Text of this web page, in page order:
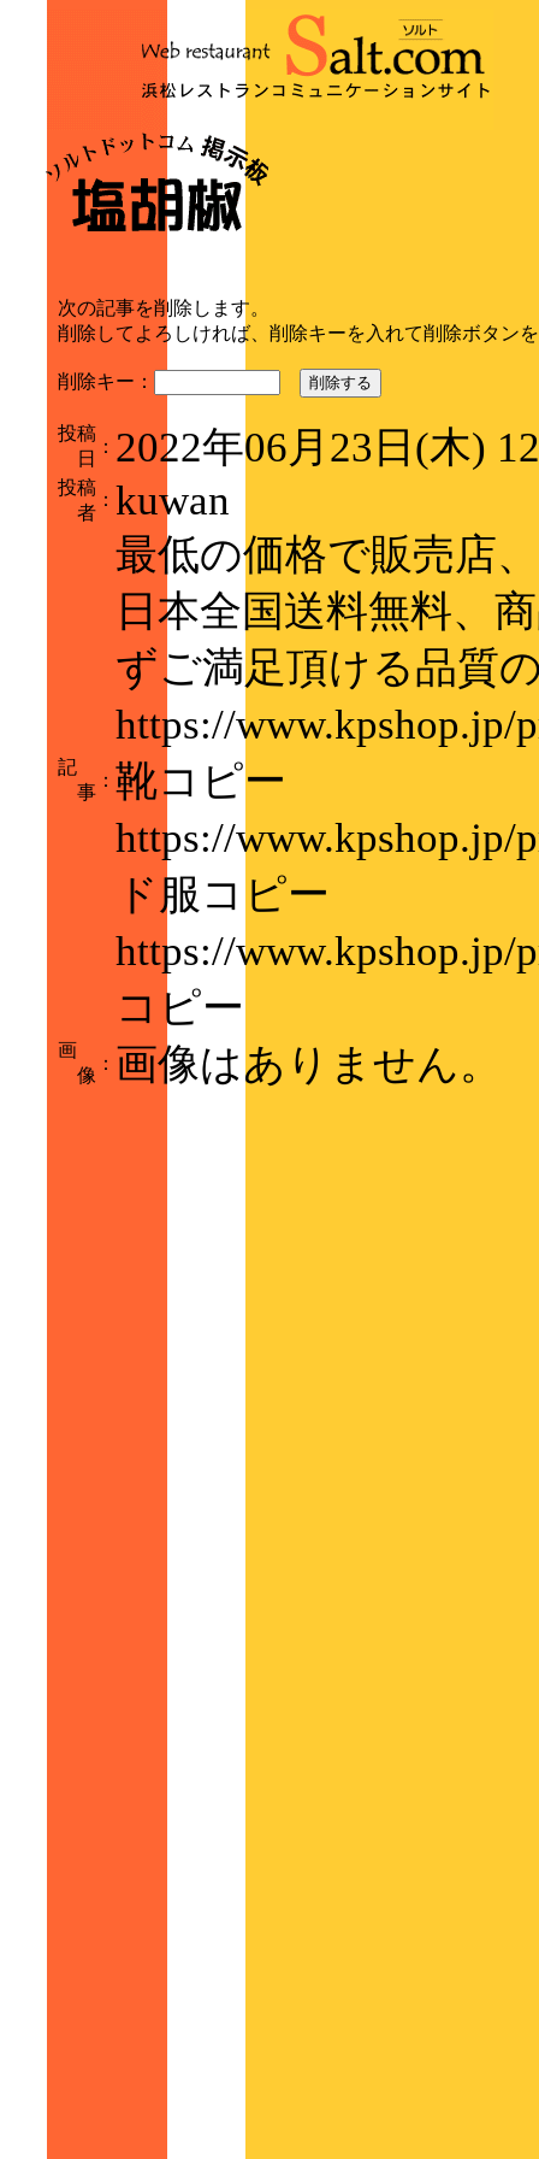
次の記事を削除します。
削除してよろしければ、削除キーを入れて削除ボタン
削除キー： 削除する
投稿
日
： 2022年06月23日(木)
投稿
者
： kuwan
記
事
：
最低の価格で販売店
日本全国送料無料、
ずご満足頂ける品質
https://www.kpshop.jp/
靴コピー
https://www.kpshop.jp/
ド服コピー
https://www.kpshop.jp/
コピー
画
像
： 画像はありません。